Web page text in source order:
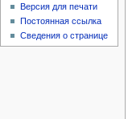
Версия для печати
Постоянная ссылка
Сведения о странице